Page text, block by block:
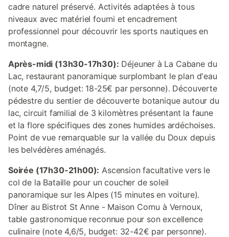
cadre naturel préservé. Activités adaptées à tous
niveaux avec matériel fourni et encadrement
professionnel pour découvrir les sports nautiques en
montagne.
Après-midi (13h30-17h30): Déjeuner à La Cabane du
Lac, restaurant panoramique surplombant le plan d'eau
(note 4,7/5, budget: 18-25€ par personne). Découverte
pédestre du sentier de découverte botanique autour du
lac, circuit familial de 3 kilomètres présentant la faune
et la flore spécifiques des zones humides ardéchoises.
Point de vue remarquable sur la vallée du Doux depuis
les belvédères aménagés.
Soirée (17h30-21h00): Ascension facultative vers le
col de la Bataille pour un coucher de soleil
panoramique sur les Alpes (15 minutes en voiture).
Dîner au Bistrot St Anne - Maison Cornu à Vernoux,
table gastronomique reconnue pour son excellence
culinaire (note 4,6/5, budget: 32-42€ par personne).